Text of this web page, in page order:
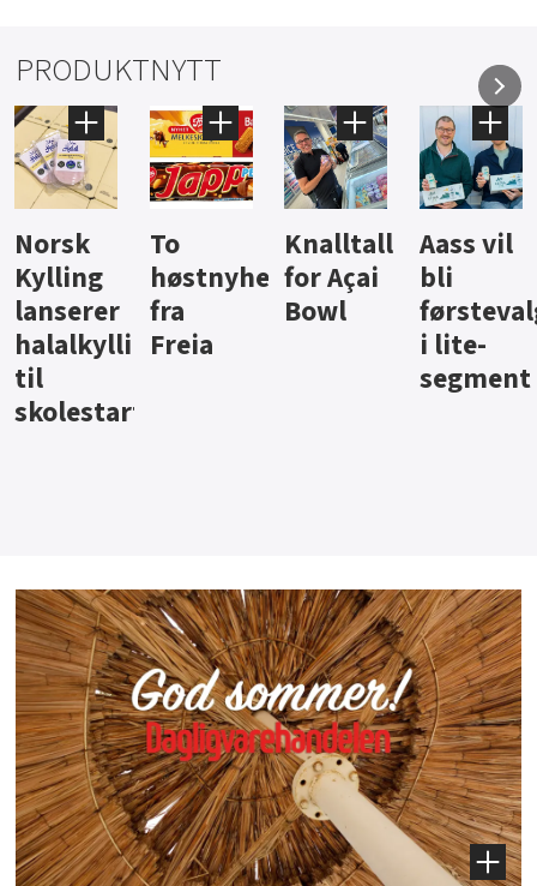
PRODUKTNYTT
Knalltall
for Açai
Bowl
Aass vil
bli
førstevalg
i lite-
Brus og
jus fra
Berentsen
Hard
iste fra
Hansa